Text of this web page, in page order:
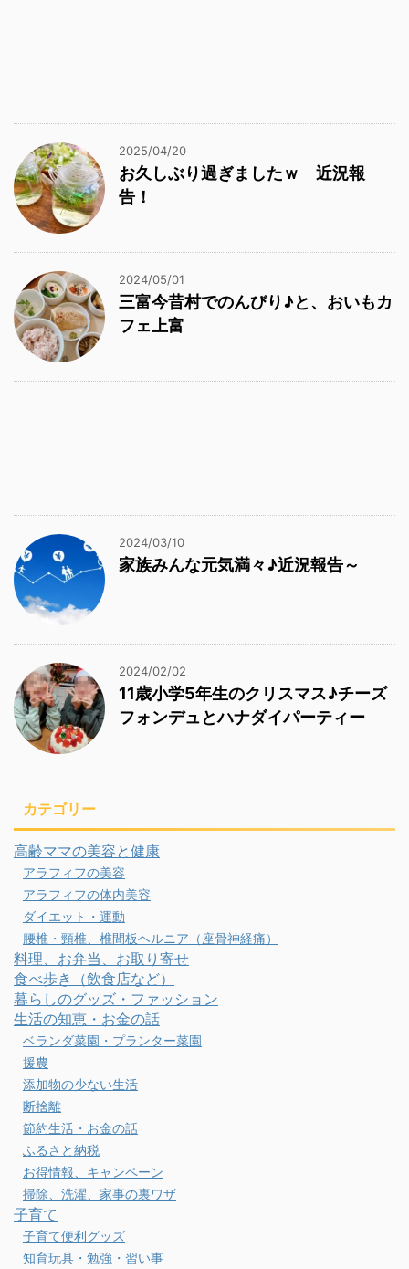
2025/04/20
お久しぶり過ぎましたｗ 近況報
告！
2024/05/01
三富今昔村でのんびり♪と、おいもカ
フェ上富
2024/03/10
家族みんな元気満々♪近況報告～
2024/02/02
11歳小学5年生のクリスマス♪チーズ
フォンデュとハナダイパーティー
カテゴリー
高齢ママの美容と健康
アラフィフの美容
アラフィフの体内美容
ダイエット・運動
腰椎・頸椎、椎間板ヘルニア（座骨神経痛）
料理、お弁当、お取り寄せ
食べ歩き（飲食店など）
暮らしのグッズ・ファッション
生活の知恵・お金の話
ベランダ菜園・プランター菜園
援農
添加物の少ない生活
断捨離
節約生活・お金の話
ふるさと納税
お得情報、キャンペーン
掃除、洗濯、家事の裏ワザ
子育て
子育て便利グッズ
知育玩具・勉強・習い事